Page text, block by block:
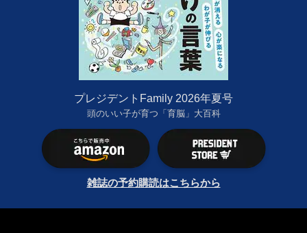
プレジデントFamily 2026年夏号
頭のいい子が育つ「育脳」大百科
雑誌の予約購読はこちらから